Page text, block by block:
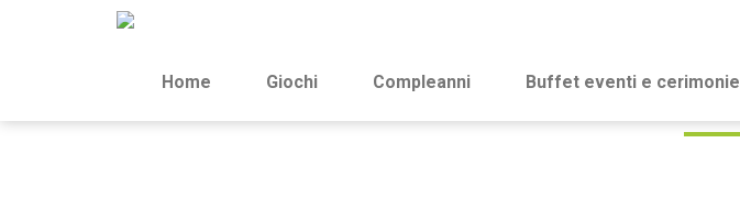
Home Giochi Compleanni Buffet eventi e cerimonie